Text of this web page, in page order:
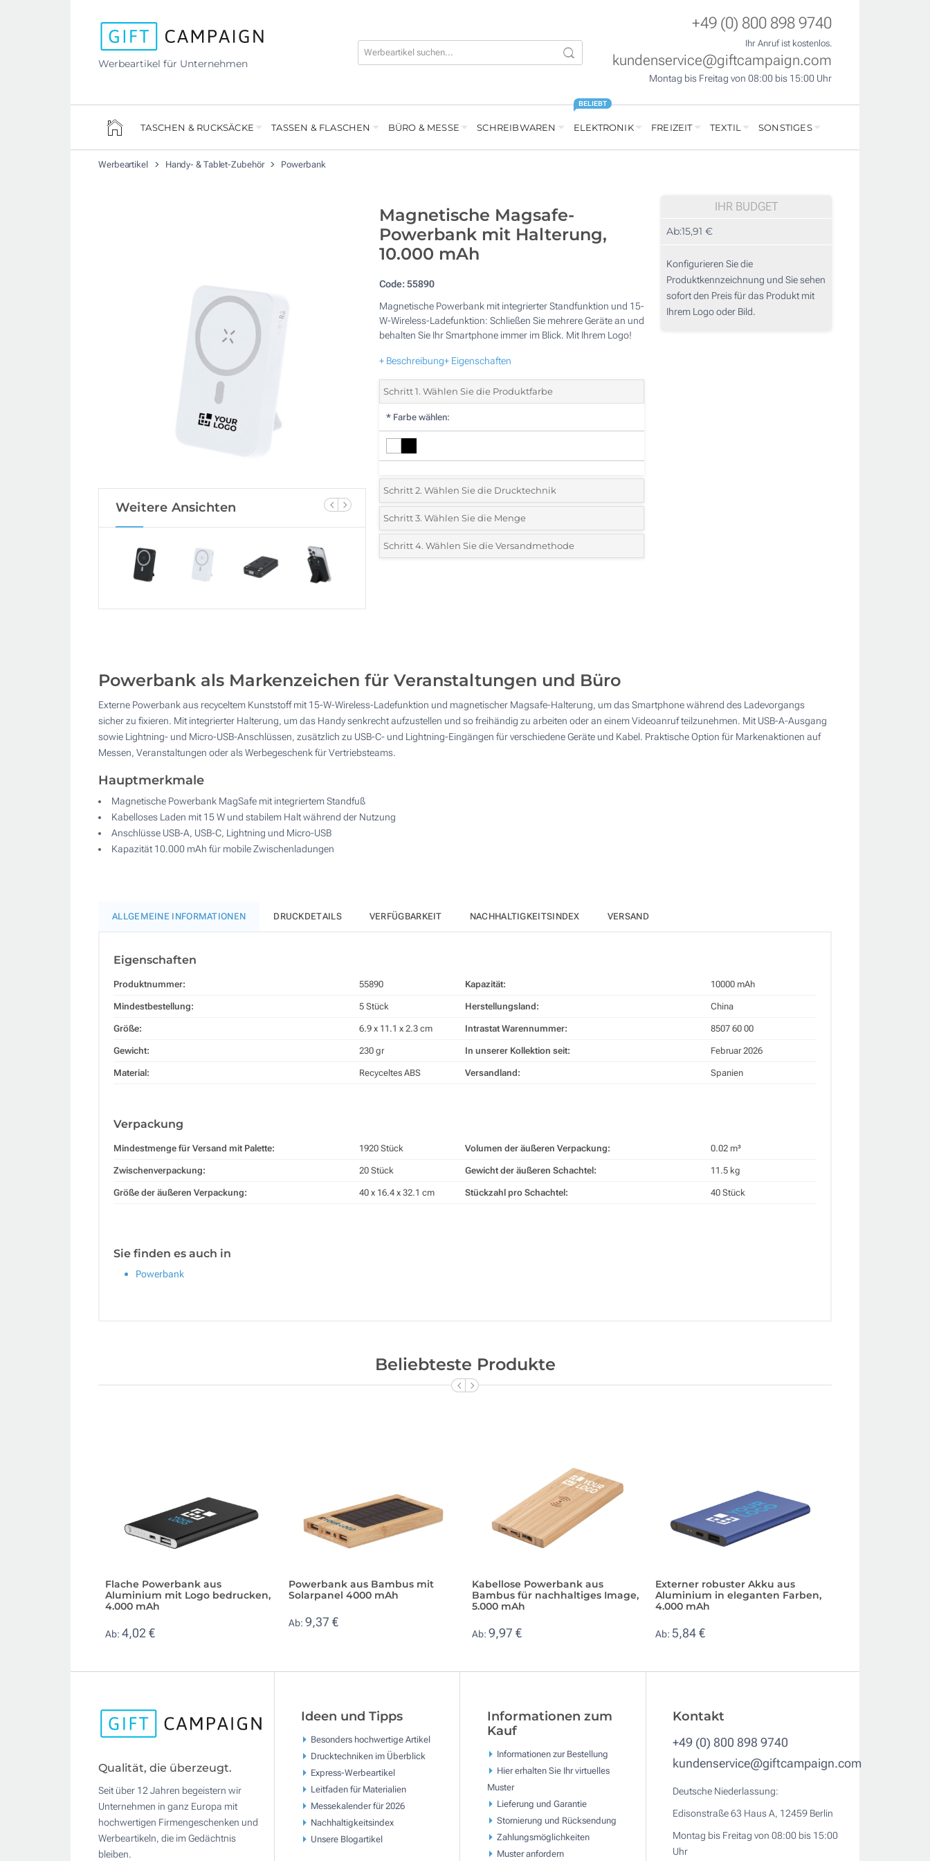
Werbeartikel für Unternehmen
+49 (0) 800 898 9740
Ihr Anruf ist kostenlos.
kundenservice@giftcampaign.com
Montag bis Freitag von 08:00 bis 15:00 Uhr
TASCHEN & RUCKSÄCKE TASSEN & FLASCHEN BÜRO & MESSE SCHREIBWAREN ELEKTRONIK
BELIEBT
FREIZEIT TEXTIL SONSTIGES
Werbeartikel Handy- & Tablet-Zubehör Powerbank
Weitere Ansichten
Magnetische Magsafe-
Powerbank mit Halterung,
10.000 mAh
Code:55890
Magnetische Powerbank mit integrierter Standfunktion und 15-
W-Wireless-Ladefunktion: Schließen Sie mehrere Geräte an und
behalten Sie Ihr Smartphone immer im Blick. Mit Ihrem Logo!
+ Beschreibung+ Eigenschaften
Schritt 1. Wählen Sie die Produktfarbe
* Farbe wählen:
Schritt 2. Wählen Sie die Drucktechnik
*Wählen Sie die Druck- und Farbtechniken für Ihr Logo:
1 Farbig (Auf der Vorderseite)
Ohne Werbedruck
Schritt 3. Wählen Sie die Menge
*Bitte wählen Sie Ihre gewünschte Menge
50
100
Andere Menge :
Schritt 4. Wählen Sie die Versandmethode
IHR BUDGET
Ab:15,91 €
Konfigurieren Sie die
Produktkennzeichnung und Sie sehen
sofort den Preis für das Produkt mit
Ihrem Logo oder Bild.
Powerbank als Markenzeichen für Veranstaltungen und Büro
Externe Powerbank aus recyceltem Kunststoff mit 15-W-Wireless-Ladefunktion und magnetischer Magsafe-Halterung, um das Smartphone während des Ladevorgangs
sicher zu fixieren. Mit integrierter Halterung, um das Handy senkrecht aufzustellen und so freihändig zu arbeiten oder an einem Videoanruf teilzunehmen. Mit USB-A-Ausgang
sowie Lightning- und Micro-USB-Anschlüssen, zusätzlich zu USB-C- und Lightning-Eingängen für verschiedene Geräte und Kabel. Praktische Option für Markenaktionen auf
Messen, Veranstaltungen oder als Werbegeschenk für Vertriebsteams.
Hauptmerkmale
Magnetische Powerbank MagSafe mit integriertem Standfuß
Kabelloses Laden mit 15 W und stabilem Halt während der Nutzung
Anschlüsse USB-A, USB-C, Lightning und Micro-USB
Kapazität 10.000 mAh für mobile Zwischenladungen
ALLGEMEINE INFORMATIONEN DRUCKDETAILS VERFÜGBARKEIT NACHHALTIGKEITSINDEX VERSAND
Eigenschaften
Produktnummer: 55890
Mindestbestellung: 5 Stück
Größe: 6.9 x 11.1 x 2.3 cm
Gewicht: 230 gr
Material: Recyceltes ABS
Kapazität: 10000 mAh
Herstellungsland: China
Intrastat Warennummer: 8507 60 00
In unserer Kollektion seit: Februar 2026
Versandland: Spanien
Verpackung
Mindestmenge für Versand mit Palette: 1920 Stück
Zwischenverpackung: 20 Stück
Größe der äußeren Verpackung: 40 x 16.4 x 32.1 cm
Volumen der äußeren Verpackung: 0.02 m³
Gewicht der äußeren Schachtel: 11.5 kg
Stückzahl pro Schachtel: 40 Stück
Sie finden es auch in
Powerbank
Beliebteste Produkte
Flache Powerbank aus
Aluminium mit Logo bedrucken,
4.000 mAh
Ab: 4,02 €
Powerbank aus Bambus mit
Solarpanel 4000 mAh
Ab: 9,37 €
Kabellose Powerbank aus
Bambus für nachhaltiges Image,
5.000 mAh
Ab: 9,97 €
Externer robuster Akku aus
Aluminium in eleganten Farben,
4.000 mAh
Ab: 5,84 €
Qualität, die überzeugt.
Seit über 12 Jahren begeistern wir
Unternehmen in ganz Europa mit
hochwertigen Firmengeschenken und
Werbeartikeln, die im Gedächtnis
bleiben.
Ideen und Tipps
Besonders hochwertige Artikel
Drucktechniken im Überblick
Express-Werbeartikel
Leitfaden für Materialien
Messekalender für 2026
Nachhaltigkeitsindex
Unsere Blogartikel
Informationen zum
Kauf
Informationen zur Bestellung
Hier erhalten Sie Ihr virtuelles
Muster
Lieferung und Garantie
Stornierung und Rücksendung
Zahlungsmöglichkeiten
Muster anfordern
Kontakt
+49 (0) 800 898 9740
kundenservice@giftcampaign.com
Deutsche Niederlassung:
Edisonstraße 63 Haus A, 12459 Berlin
Montag bis Freitag von 08:00 bis 15:00
Uhr